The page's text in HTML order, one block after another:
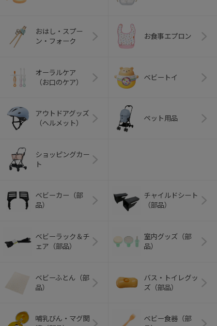
おはし・スプー
ン・フォーク
お食事エプロン
オーラルケア
（お口のケア）
ベビートイ
アウトドアグッズ
（ヘルメット）
ペット用品
ショッピングカー
ト
ベビーカー（部
品）
チャイルドシート
（部品）
ベビーラック＆チ
ェア（部品）
室内グッズ（部
品）
ベビーふとん（部
品）
バス・トイレグッ
ズ（部品）
哺乳びん・マグ関
ベビー食器（部